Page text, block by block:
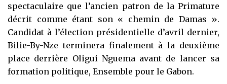
spectaculaire que l’ancien patron de la Primature
décrit comme étant son « chemin de Damas ».
Candidat à l’élection présidentielle d’avril dernier,
Bilie-By-Nze terminera finalement à la deuxième
place derrière Oligui Nguema avant de lancer sa
formation politique, Ensemble pour le Gabon.